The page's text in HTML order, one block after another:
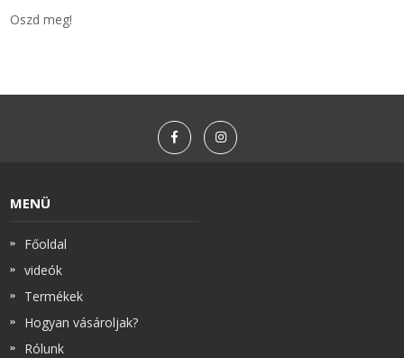
Oszd meg!
MENÜ
Főoldal
videók
Termékek
Hogyan vásároljak?
Rólunk